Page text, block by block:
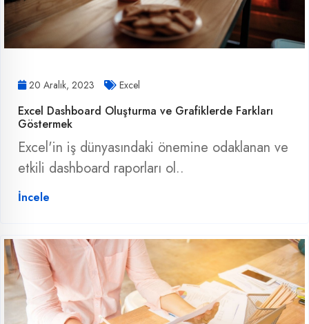
20 Aralık, 2023 Excel
Excel Dashboard Oluşturma ve Grafiklerde Farkları
Göstermek
Excel'in iş dünyasındaki önemine odaklanan ve
etkili dashboard raporları ol..
İncele